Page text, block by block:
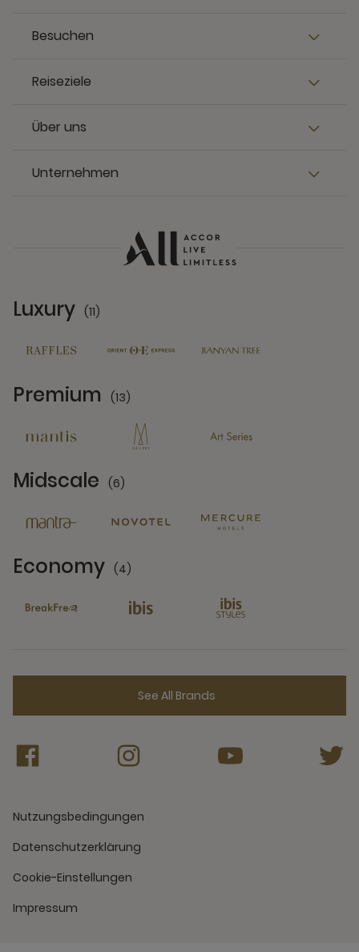
Besuchen
Reiseziele
Über uns
Unternehmen
Luxury (11)
Premium (13)
Midscale (6)
Economy (4)
See All Brands
Nutzungsbedingungen
Datenschutzerklärung
Cookie-Einstellungen
Impressum